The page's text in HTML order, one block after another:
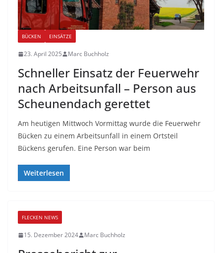
BÜCKEN EINSÄTZE
23. April 2025 Marc Buchholz
Schneller Einsatz der Feuerwehr
nach Arbeitsunfall – Person aus
Scheunendach gerettet
Am heutigen Mittwoch Vormittag wurde die Feuerwehr
Bücken zu einem Arbeitsunfall in einem Ortsteil
Bückens gerufen. Eine Person war beim
Weiterlesen
FLECKEN NEWS
15. Dezember 2024 Marc Buchholz